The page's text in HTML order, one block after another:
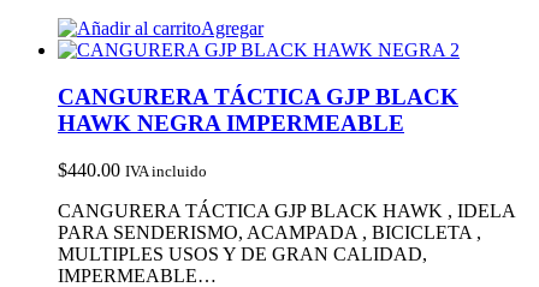
Agregar
CANGURERA TÁCTICA GJP BLACK
HAWK NEGRA IMPERMEABLE
$440.00 IVA incluido
CANGURERA TÁCTICA GJP BLACK HAWK , IDELA
PARA SENDERISMO, ACAMPADA , BICICLETA ,
MULTIPLES USOS Y DE GRAN CALIDAD,
IMPERMEABLE…